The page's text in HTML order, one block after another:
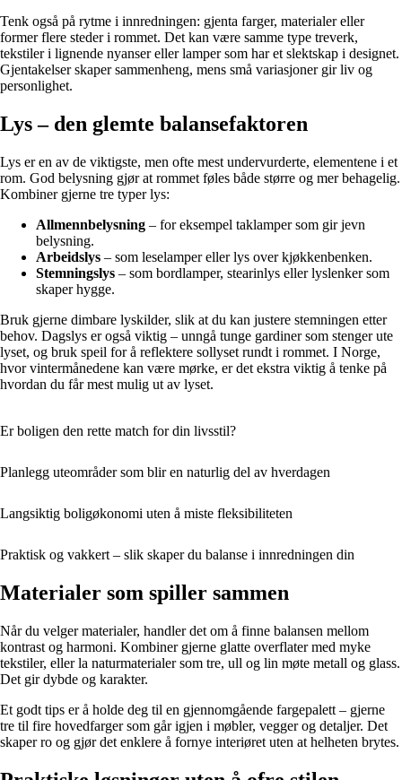
Tenk også på rytme i innredningen: gjenta farger, materialer eller
former flere steder i rommet. Det kan være samme type treverk,
tekstiler i lignende nyanser eller lamper som har et slektskap i designet.
Gjentakelser skaper sammenheng, mens små variasjoner gir liv og
personlighet.
Lys – den glemte balansefaktoren
Lys er en av de viktigste, men ofte mest undervurderte, elementene i et
rom. God belysning gjør at rommet føles både større og mer behagelig.
Kombiner gjerne tre typer lys:
Allmennbelysning – for eksempel taklamper som gir jevn
belysning.
Arbeidslys – som leselamper eller lys over kjøkkenbenken.
Stemningslys – som bordlamper, stearinlys eller lyslenker som
skaper hygge.
Bruk gjerne dimbare lyskilder, slik at du kan justere stemningen etter
behov. Dagslys er også viktig – unngå tunge gardiner som stenger ute
lyset, og bruk speil for å reflektere sollyset rundt i rommet. I Norge,
hvor vintermånedene kan være mørke, er det ekstra viktig å tenke på
hvordan du får mest mulig ut av lyset.
Er boligen den rette match for din livsstil?
Planlegg uteområder som blir en naturlig del av hverdagen
Langsiktig boligøkonomi uten å miste fleksibiliteten
Praktisk og vakkert – slik skaper du balanse i innredningen din
Materialer som spiller sammen
Når du velger materialer, handler det om å finne balansen mellom
kontrast og harmoni. Kombiner gjerne glatte overflater med myke
tekstiler, eller la naturmaterialer som tre, ull og lin møte metall og glass.
Det gir dybde og karakter.
Et godt tips er å holde deg til en gjennomgående fargepalett – gjerne
tre til fire hovedfarger som går igjen i møbler, vegger og detaljer. Det
skaper ro og gjør det enklere å fornye interiøret uten at helheten brytes.